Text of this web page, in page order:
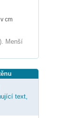
v cm
Menší
text,